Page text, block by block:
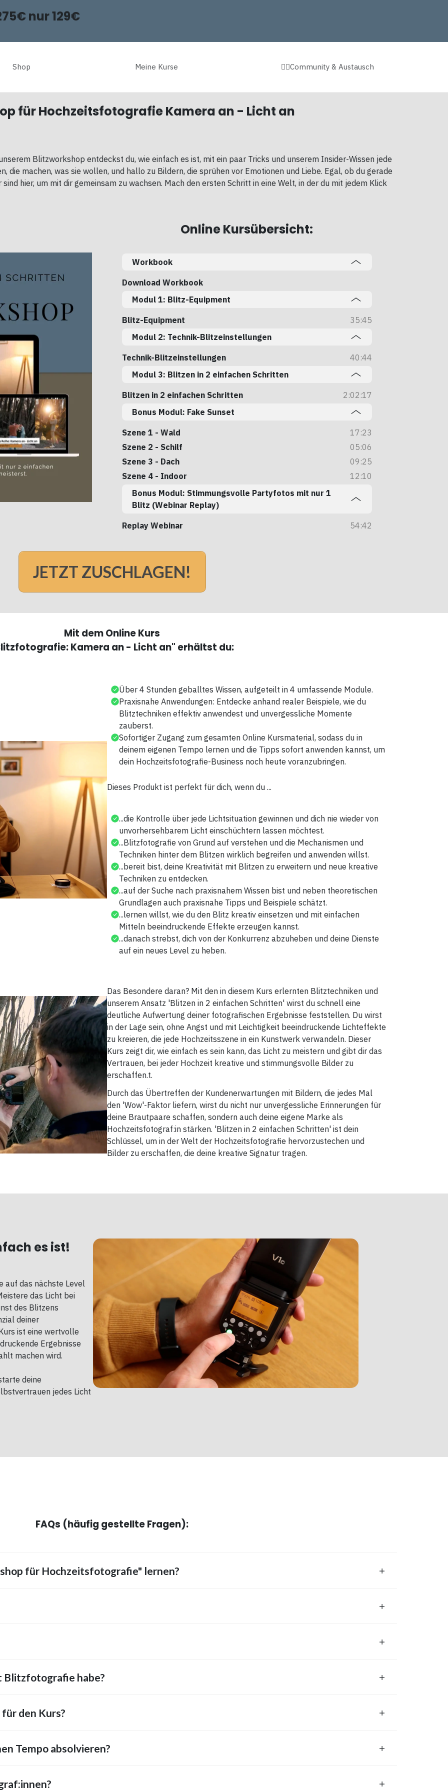
nur 129€
Shop Meine Kurse 👉🏻Community & Austausch
für Hochzeitsfotografie Kamera an - Licht an
Blitzworkshop entdeckst du, wie einfach es ist, mit ein paar Tricks und unserem Insider-Wissen jede
die machen, was sie wollen, und hallo zu Bildern, die sprühen vor Emotionen und Liebe. Egal, ob du gerade
hier, um mit dir gemeinsam zu wachsen. Mach den ersten Schritt in eine Welt, in der du mit jedem Klick
Online Kursübersicht:
Workbook
Download Workbook
Modul 1: Blitz-Equipment
Blitz-Equipment 35:45Locked
Modul 2: Technik-Blitzeinstellungen
Technik-Blitzeinstellungen 40:44Locked
Modul 3: Blitzen in 2 einfachen Schritten
Blitzen in 2 einfachen Schritten 2:02:17Locked
Bonus Modul: Fake Sunset
Szene 1 - Wald 17:23Locked
Szene 2 - Schilf 05:06Locked
Szene 3 - Dach 09:25Locked
Szene 4 - Indoor 12:10Locked
Bonus Modul: Stimmungsvolle Partyfotos mit nur 1
Blitz (Webinar Replay)
Replay Webinar 54:42Locked
JETZT ZUSCHLAGEN!
Mit dem Online Kurs
Kamera an - Licht an" erhältst du:
Über 4 Stunden geballtes Wissen, aufgeteilt in 4 umfassende Module.
Praxisnahe Anwendungen: Entdecke anhand realer Beispiele, wie du
Blitztechniken effektiv anwendest und unvergessliche Momente
zauberst.
Sofortiger Zugang zum gesamten Online Kursmaterial, sodass du in
deinem eigenen Tempo lernen und die Tipps sofort anwenden kannst, um
dein Hochzeitsfotografie-Business noch heute voranzubringen.
Dieses Produkt ist perfekt für dich, wenn du ...
...die Kontrolle über jede Lichtsituation gewinnen und dich nie wieder von
unvorhersehbarem Licht einschüchtern lassen möchtest.
...Blitzfotografie von Grund auf verstehen und die Mechanismen und
Techniken hinter dem Blitzen wirklich begreifen und anwenden willst.
...bereit bist, deine Kreativität mit Blitzen zu erweitern und neue kreative
Techniken zu entdecken.
...auf der Suche nach praxisnahem Wissen bist und neben theoretischen
Grundlagen auch praxisnahe Tipps und Beispiele schätzt.
...lernen willst, wie du den Blitz kreativ einsetzen und mit einfachen
Mitteln beeindruckende Effekte erzeugen kannst.
...danach strebst, dich von der Konkurrenz abzuheben und deine Dienste
auf ein neues Level zu heben.
Das Besondere daran? Mit den in diesem Kurs erlernten Blitztechniken und
unserem Ansatz 'Blitzen in 2 einfachen Schritten' wirst du schnell eine
deutliche Aufwertung deiner fotografischen Ergebnisse feststellen. Du wirst
in der Lage sein, ohne Angst und mit Leichtigkeit beeindruckende Lichteffekte
zu kreieren, die jede Hochzeitsszene in ein Kunstwerk verwandeln. Dieser
Kurs zeigt dir, wie einfach es sein kann, das Licht zu meistern und gibt dir das
Vertrauen, bei jeder Hochzeit kreative und stimmungsvolle Bilder zu
erschaffen.t.
Durch das Übertreffen der Kundenerwartungen mit Bildern, die jedes Mal
den 'Wow'-Faktor liefern, wirst du nicht nur unvergessliche Erinnerungen für
deine Brautpaare schaffen, sondern auch deine eigene Marke als
Hochzeitsfotograf:in stärken. 'Blitzen in 2 einfachen Schritten' ist dein
Schlüssel, um in der Welt der Hochzeitsfotografie hervorzustechen und
Bilder zu erschaffen, die deine kreative Signatur tragen.
es ist!
auf das nächste Level
das Licht bei
des Blitzens
deiner
ist eine wertvolle
Ergebnisse
machen wird.
deine
jedes Licht
FAQs (häufig gestellte Fragen):
für Hochzeitsfotografie" lernen?
Blitzfotografie habe?
den Kurs?
Tempo absolvieren?